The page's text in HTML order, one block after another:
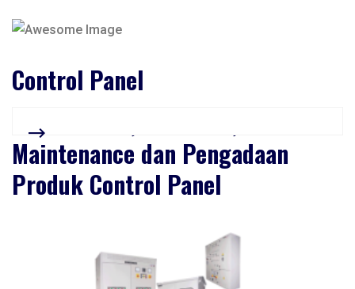
Control Panel
Jasa Service, Installasi,
Maintenance dan Pengadaan
Produk Control Panel